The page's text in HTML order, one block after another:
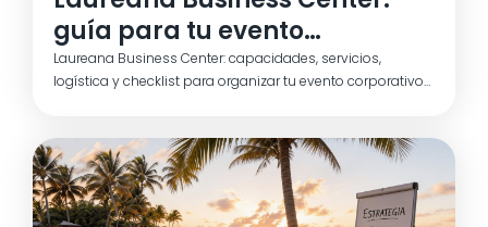
guía para tu evento
corporativo
Laureana Business Center: capacidades, servicios,
logística y checklist para organizar tu evento corporativo